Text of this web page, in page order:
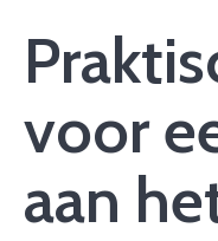
voor
aan